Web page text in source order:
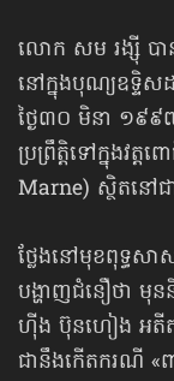
លោក សម រង្ស៊ី បា
នៅក្នុងបុណ្យឧទ្ទិស
ថ្ងៃ៣០ មិនា ១៩
ប្រព្រឹត្តិទៅក្នុងវត្
Marne) ស្ថិតនៅជ
ថ្លែងនៅមុខពុទ្ធស
បង្ហាញជំនឿថា
ហ៊ីង ប៊ុនហៀង អតីតមេ
ជានឹងកើតករណី «